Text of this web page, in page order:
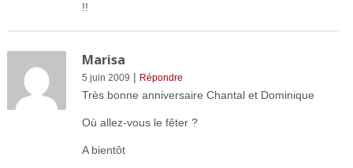
!!
Marisa
5 juin 2009 | Répondre
Très bonne anniversaire Chantal et Dominique
Où allez-vous le fêter ?
A bientôt